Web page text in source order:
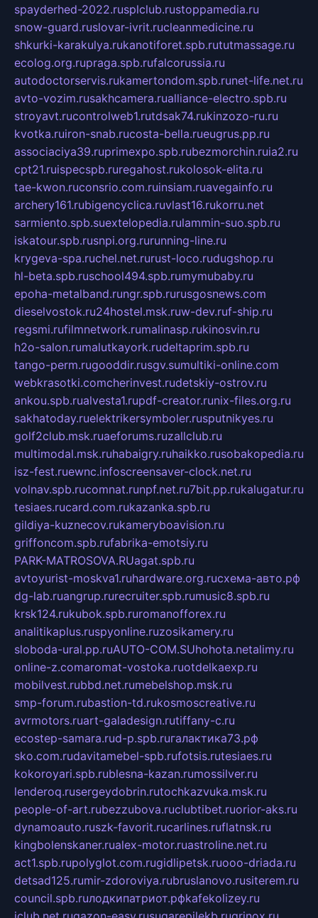
spayderhed-2022.rusplclub.rustoppamedia.ru
snow-guard.ruslovar-ivrit.rucleanmedicine.ru
shkurki-karakulya.rukanotiforet.spb.rututmassage.ru
ecolog.org.rupraga.spb.rufalcorussia.ru
autodoctorservis.rukamertondom.spb.runet-life.net.ru
avto-vozim.rusakhcamera.rualliance-electro.spb.ru
stroyavt.rucontrolweb1.rutdsak74.rukinzozo-ru.ru
kvotka.ruiron-snab.rucosta-bella.rueugrus.pp.ru
associaciya39.ruprimexpo.spb.rubezmorchin.ruia2.ru
cpt21.ruispecspb.ruregahost.rukolosok-elita.ru
tae-kwon.ruconsrio.com.ruinsiam.ruavegainfo.ru
archery161.rubigencyclica.ruvlast16.rukorru.net
sarmiento.spb.suextelopedia.rulammin-suo.spb.ru
iskatour.spb.rusnpi.org.rurunning-line.ru
krygeva-spa.ruchel.net.rurust-loco.rudugshop.ru
hl-beta.spb.ruschool494.spb.rumymubaby.ru
epoha-metalband.rungr.spb.rurusgosnews.com
dieselvostok.ru24hostel.msk.ruw-dev.ruf-ship.ru
regsmi.rufilmnetwork.rumalinasp.rukinosvin.ru
h2o-salon.rumalutkayork.rudeltaprim.spb.ru
tango-perm.rugooddir.rusgv.sumultiki-online.com
webkrasotki.comcherinvest.rudetskiy-ostrov.ru
ankou.spb.rualvesta1.rupdf-creator.runix-files.org.ru
sakhatoday.ruelektrikersymboler.rusputnikyes.ru
golf2club.msk.ruaeforums.ruzallclub.ru
multimodal.msk.ruhabaigry.ruhaikko.rusobakopedia.ru
isz-fest.ruewnc.infoscreensaver-clock.net.ru
volnav.spb.rucomnat.runpf.net.ru7bit.pp.rukalugatur.ru
tesiaes.rucard.com.rukazanka.spb.ru
gildiya-kuznecov.rukameryboavision.ru
griffoncom.spb.rufabrika-emotsiy.ru
PARK-MATROSOVA.RUagat.spb.ru
avtoyurist-moskva1.ruhardware.org.ruсхема-авто.рф
dg-lab.ruangrup.rurecruiter.spb.rumusic8.spb.ru
krsk124.rukubok.spb.ruromanofforex.ru
analitikaplus.ruspyonline.ruzosikamery.ru
sloboda-ural.pp.ruAUTO-COM.SUhohota.netalimy.ru
online-z.comaromat-vostoka.ruotdelkaexp.ru
mobilvest.rubbd.net.rumebelshop.msk.ru
smp-forum.rubastion-td.rukosmoscreative.ru
avrmotors.ruart-galadesign.rutiffany-c.ru
ecostep-samara.rud-p.spb.ruгалактика73.рф
sko.com.rudavitamebel-spb.rufotsis.rutesiaes.ru
kokoroyari.spb.rublesna-kazan.rumossilver.ru
lenderoq.rusergeydobrin.rutochkazvuka.msk.ru
people-of-art.rubezzubova.ruclubtibet.ruorior-aks.ru
dynamoauto.ruszk-favorit.rucarlines.ruflatnsk.ru
kingbolenskaner.rualex-motor.ruastroline.net.ru
act1.spb.rupolyglot.com.rugidlipetsk.ruooo-driada.ru
detsad125.rumir-zdoroviya.rubruslanovo.rusiterem.ru
council.spb.ruлодкипатриот.рфkafekolizey.ru